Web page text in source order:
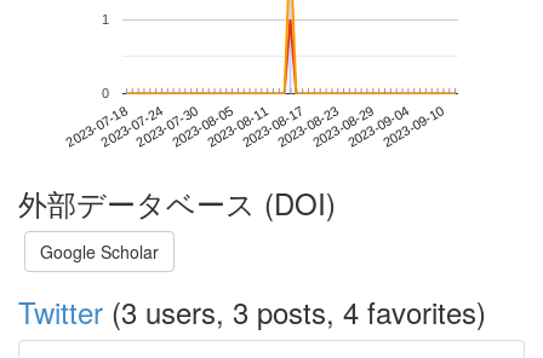
2023-07-182023-07-242023-07-302023-08-052023-08-112023-08-172023-08-232023-08-292023-09-042023-09-10
0
1
外部データベース (DOI)
Google Scholar
Twitter (3 users, 3 posts, 4 favorites)